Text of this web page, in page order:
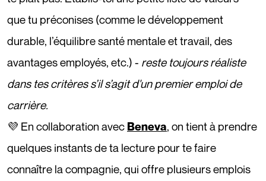
que tu préconises (comme le développement
durable, l’équilibre santé mentale et travail, des
avantages employés, etc.) - reste toujours réaliste
dans tes critères s’il s’agit d'un premier emploi de
carrière.
💜 En collaboration avec Beneva, on tient à prendre
quelques instants de ta lecture pour te faire
connaître la compagnie, qui offre plusieurs emplois